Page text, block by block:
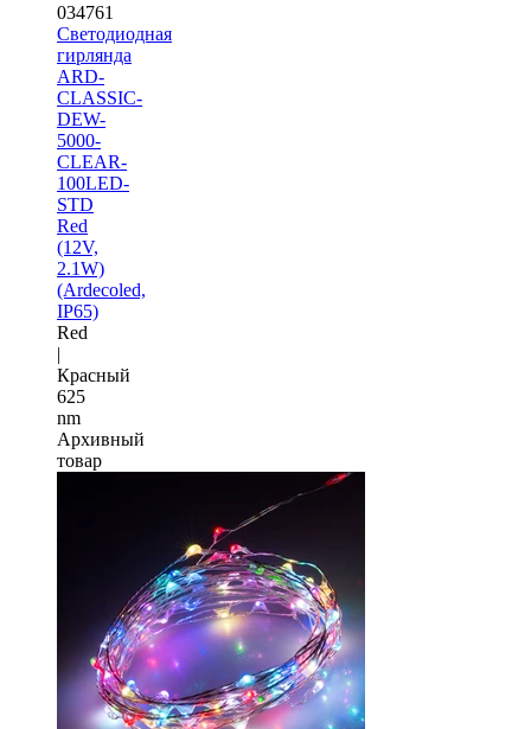
034761
Светодиодная
гирлянда
ARD-
CLASSIC-
DEW-
5000-
CLEAR-
100LED-
STD
Red
(12V,
2.1W)
(Ardecoled,
IP65)
Red
|
Красный
625
nm
Архивный
товар